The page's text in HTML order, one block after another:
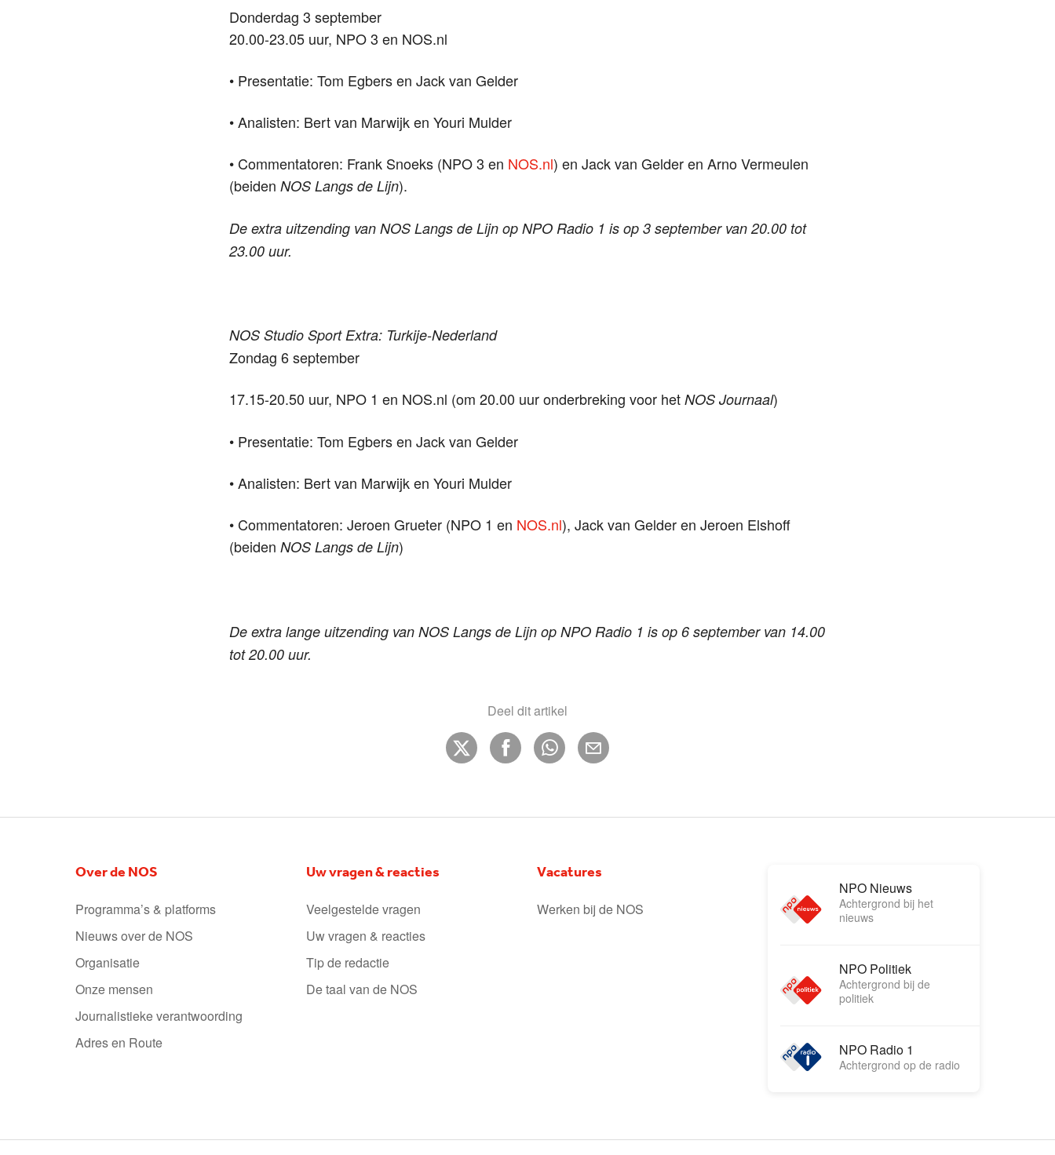
Donderdag 3 september
20.00-23.05 uur, NPO 3 en NOS.nl
• Presentatie: Tom Egbers en Jack van Gelder
• Analisten: Bert van Marwijk en Youri Mulder
• Commentatoren: Frank Snoeks (NPO 3 en NOS.nl) en Jack van Gelder en Arno Vermeulen
(beiden NOS Langs de Lijn).
De extra uitzending van NOS Langs de Lijn op NPO Radio 1 is op 3 september van 20.00 tot
23.00 uur.
NOS Studio Sport Extra: Turkije-Nederland
Zondag 6 september
17.15-20.50 uur, NPO 1 en NOS.nl (om 20.00 uur onderbreking voor het NOS Journaal)
• Presentatie: Tom Egbers en Jack van Gelder
• Analisten: Bert van Marwijk en Youri Mulder
• Commentatoren: Jeroen Grueter (NPO 1 en NOS.nl), Jack van Gelder en Jeroen Elshoff
(beiden NOS Langs de Lijn)
De extra lange uitzending van NOS Langs de Lijn op NPO Radio 1 is op 6 september van 14.00
tot 20.00 uur.
Deel dit artikel
Over de NOS
Programma’s & platforms
Nieuws over de NOS
Organisatie
Onze mensen
Journalistieke verantwoording
Adres en Route
Uw vragen & reacties
Veelgestelde vragen
Uw vragen & reacties
Tip de redactie
De taal van de NOS
Vacatures
Werken bij de NOS
NPO Nieuws
Achtergrond bij het
nieuws
NPO Politiek
Achtergrond bij de
politiek
NPO Radio 1
Achtergrond op de radio